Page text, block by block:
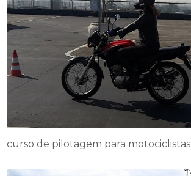
curso de pilotagem para motociclistas